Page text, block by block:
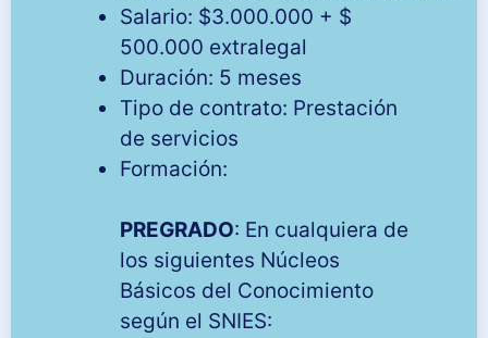
Salario: $3.000.000 + $
500.000 extralegal
Duración: 5 meses
Tipo de contrato: Prestación
de servicios
Formación:
PREGRADO: En cualquiera de
los siguientes Núcleos
Básicos del Conocimiento
según el SNIES: